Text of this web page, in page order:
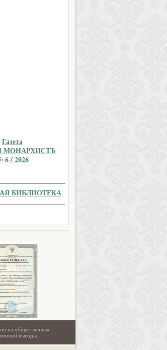
Газета
МОНАРХИСТЪ
6 / 2026
БИБЛИОТЕКА
на общественных
выгоды.